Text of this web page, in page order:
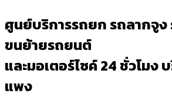
ศูนย์บริการรถยก รถลากจู
ขนย้ายรถยนต์
และมอเตอร์ไซค์ 24 ชั่วโมง
แพง